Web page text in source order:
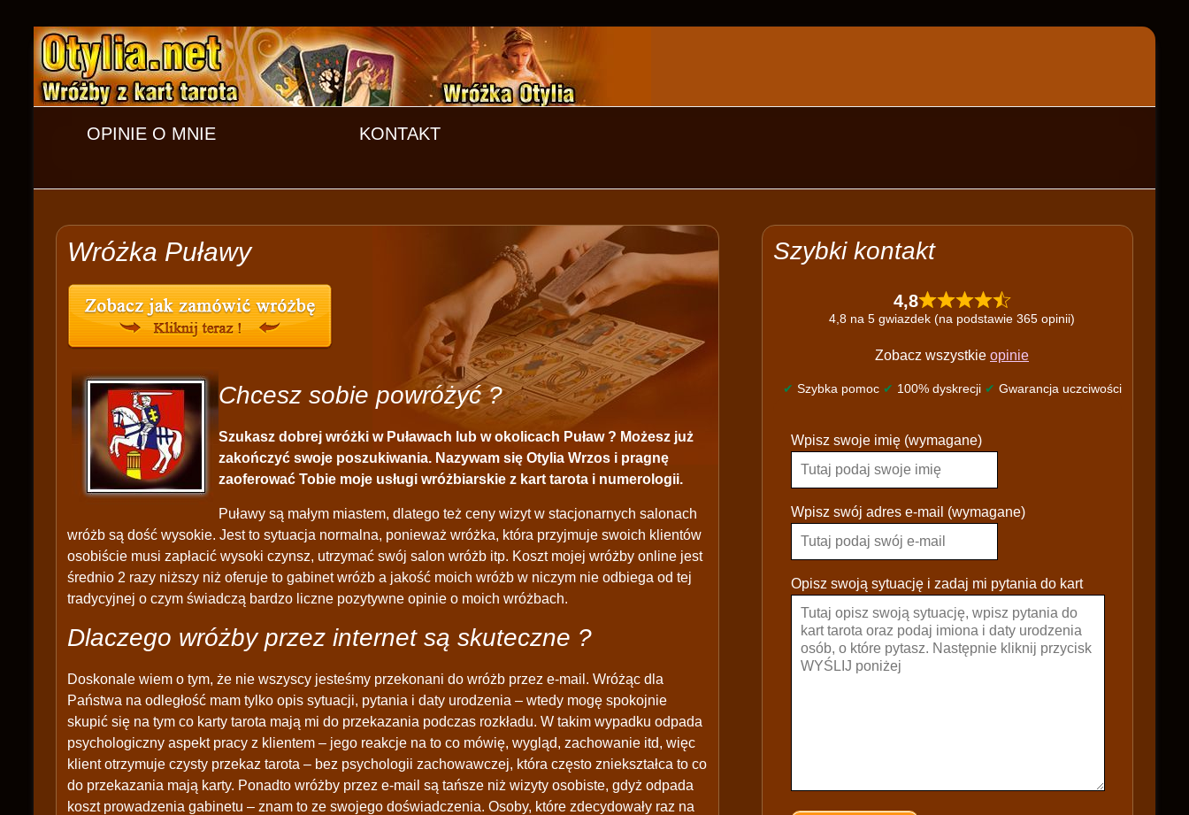
OPINIE O MNIE KONTAKT
Wróżka Puławy
Chcesz sobie powróżyć ?
Szukasz dobrej wróżki w Puławach lub w okolicach Puław ? Możesz już
zakończyć swoje poszukiwania. Nazywam się Otylia Wrzos i pragnę
zaoferować Tobie moje usługi wróżbiarskie z kart tarota i numerologii.
Puławy są małym miastem, dlatego też ceny wizyt w stacjonarnych salonach
wróżb są dość wysokie. Jest to sytuacja normalna, ponieważ wróżka, która przyjmuje swoich klientów
osobiście musi zapłacić wysoki czynsz, utrzymać swój salon wróżb itp. Koszt mojej wróżby online jest
średnio 2 razy niższy niż oferuje to gabinet wróżb a jakość moich wróżb w niczym nie odbiega od tej
tradycyjnej o czym świadczą bardzo liczne pozytywne opinie o moich wróżbach.
Dlaczego wróżby przez internet są skuteczne ?
Doskonale wiem o tym, że nie wszyscy jesteśmy przekonani do wróżb przez e-mail. Wróżąc dla
Państwa na odległość mam tylko opis sytuacji, pytania i daty urodzenia – wtedy mogę spokojnie
skupić się na tym co karty tarota mają mi do przekazania podczas rozkładu. W takim wypadku odpada
psychologiczny aspekt pracy z klientem – jego reakcje na to co mówię, wygląd, zachowanie itd, więc
klient otrzymuje czysty przekaz tarota – bez psychologii zachowawczej, która często zniekształca to co
do przekazania mają karty. Ponadto wróżby przez e-mail są tańsze niż wizyty osobiste, gdyż odpada
koszt prowadzenia gabinetu – znam to ze swojego doświadczenia. Osoby, które zdecydowały raz na
Szybki kontakt
4,8
4,8 na 5 gwiazdek (na podstawie 365 opinii)
Zobacz wszystkie opinie
✔ Szybka pomoc ✔ 100% dyskrecji ✔ Gwarancja uczciwości
l
a
s
e
a
e
Wpisz swoje imię (wymagane)
Wpisz swój adres e-mail (wymagane)
Opisz swoją sytuację i zadaj mi pytania do kart